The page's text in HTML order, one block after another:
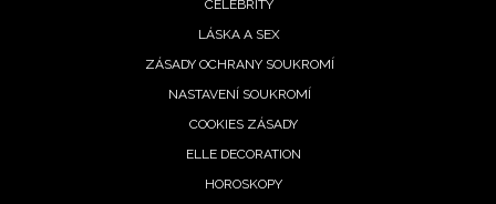
CELEBRITY
LÁSKA A SEX
ZÁSADY OCHRANY SOUKROMÍ
NASTAVENÍ SOUKROMÍ
COOKIES ZÁSADY
ELLE DECORATION
HOROSKOPY